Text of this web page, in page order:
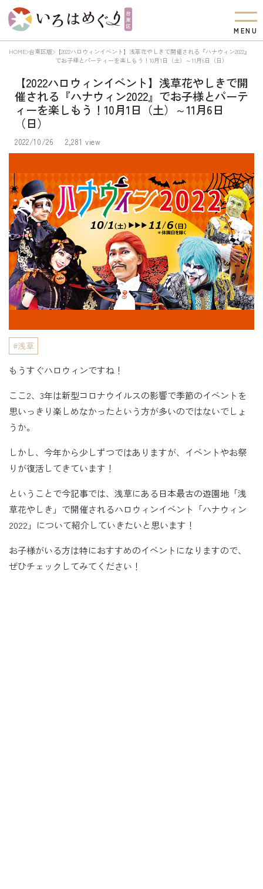
M EN U
HOME 台東区版
【2022ハロウィンイベント】浅草花やしきで開催される『ハナウィン2022』
でお子様とパーティーを楽しもう！10月1日（土）～11月6日（日）
【2022ハロウィンイベント】浅草花やしきで開
催される『ハナウィン2022』でお子様とパーテ
ィーを楽しもう！10月1日（土）～11月6日
（日）
2022/10/26 2,281 view
浅草
もうすぐハロウィンですね！
ここ2、3年は新型コロナウイルスの影響で季節のイベントを
思いっきり楽しめなかったという方が多いのではないでしょ
うか。
しかし、今年から少しずつではありますが、イベントやお祭
りが復活してきています！
ということで今記事では、浅草にある日本最古の遊園地「浅
草花やしき」で開催されるハロウィンイベント「ハナウィン
2022」について紹介していきたいと思います！
お子様がいる方は特におすすめのイベントになりますので、
ぜひチェックしてみてください！